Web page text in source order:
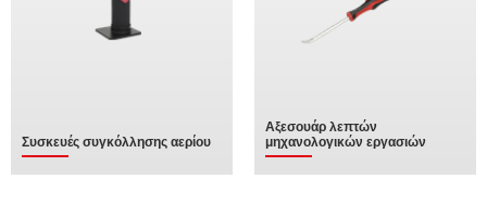
Συσκευές συγκόλλησης αερίου
Αξεσουάρ λεπτών
μηχανολογικών εργασιών